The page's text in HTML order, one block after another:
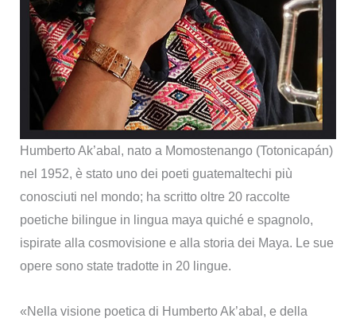
Humberto Ak’abal, nato a Momostenango (Totonicapán)
nel 1952, è stato uno dei poeti guatemaltechi più
conosciuti nel mondo; ha scritto oltre 20 raccolte
poetiche bilingue in lingua maya quiché e spagnolo,
ispirate alla cosmovisione e alla storia dei Maya. Le sue
opere sono state tradotte in 20 lingue.
«Nella visione poetica di Humberto Ak’abal, e della